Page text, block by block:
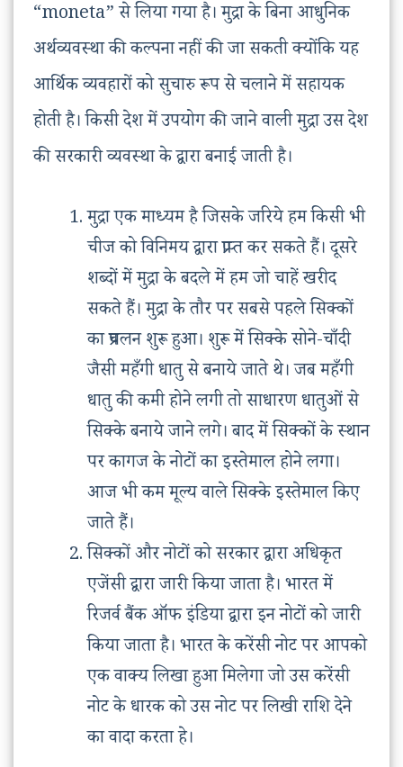
“moneta” से लिया गया है। मुद्रा के बिना आधुनिक
अर्थव्यवस्था की कल्पना नहीं की जा सकती क्योंकि यह
आर्थिक व्यवहारों को सुचारु रूप से चलाने में सहायक
होती है। किसी देश में उपयोग की जाने वाली मुद्रा उस देश
की सरकारी व्यवस्था के द्वारा बनाई जाती है।
मुद्रा एक माध्यम है जिसके जरिये हम किसी भी
चीज को विनिमय द्वारा प्राप्त कर सकते हैं। दूसरे
शब्दों में मुद्रा के बदले में हम जो चाहें खरीद
सकते हैं। मुद्रा के तौर पर सबसे पहले सिक्कों
का प्रचलन शुरू हुआ। शुरू में सिक्के सोने-चाँदी
जैसी महँगी धातु से बनाये जाते थे। जब महँगी
धातु की कमी होने लगी तो साधारण धातुओं से
सिक्के बनाये जाने लगे। बाद में सिक्कों के स्थान
पर कागज के नोटों का इस्तेमाल होने लगा।
आज भी कम मूल्य वाले सिक्के इस्तेमाल किए
जाते हैं।
सिक्कों और नोटों को सरकार द्वारा अधिकृत
एजेंसी द्वारा जारी किया जाता है। भारत में
रिजर्व बैंक ऑफ इंडिया द्वारा इन नोटों को जारी
किया जाता है। भारत के करेंसी नोट पर आपको
एक वाक्य लिखा हुआ मिलेगा जो उस करेंसी
नोट के धारक को उस नोट पर लिखी राशि देने
का वादा करता हे।